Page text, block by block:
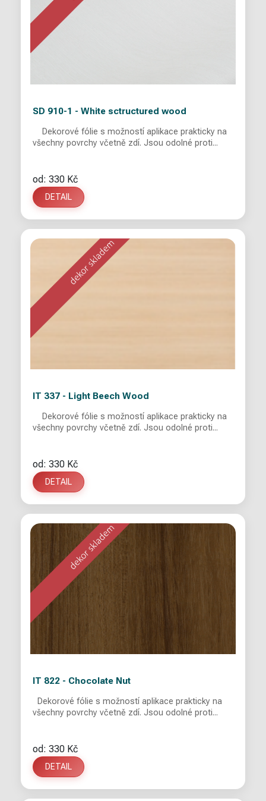
SD 910-1 - White sctructured wood
všechny povrchy včetně zdí. Jsou odolné proti...
od: 330 Kč
DETAIL
IT 337 - Light Beech Wood
všechny povrchy včetně zdí. Jsou odolné proti...
od: 330 Kč
DETAIL
IT 822 - Chocolate Nut
Dekorové fólie s možností aplikace prakticky na
všechny povrchy včetně zdí. Jsou odolné proti...
od: 330 Kč
DETAIL